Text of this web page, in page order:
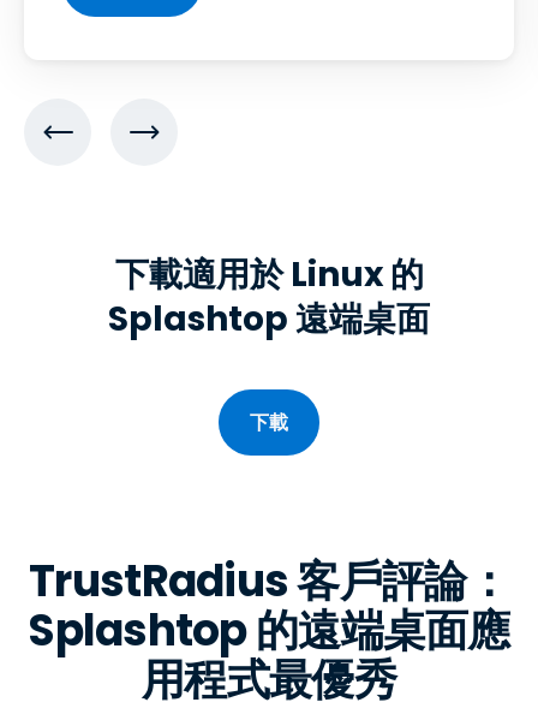
下載適用於 Linux 的
Splashtop 遠端桌面
下載
TrustRadius 客戶評論：
Splashtop 的遠端桌面應
用程式最優秀